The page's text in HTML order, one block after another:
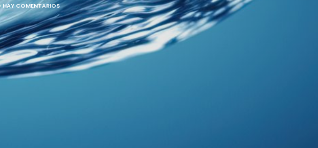
HAY COMENTARIOS